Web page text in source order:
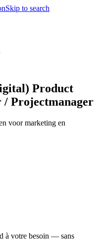
Skip to search
Product
/ Projectmanager
voor marketing en
à votre besoin — sans